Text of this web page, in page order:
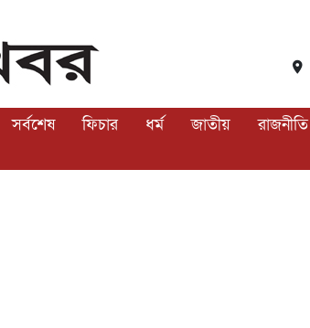
সর্বশেষ ফিচার ধর্ম জাতীয় রাজনীতি